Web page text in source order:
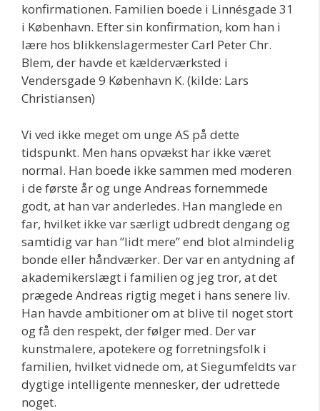
konfirmationen. Familien boede i Linnésgade 31
i København. Efter sin konfirmation, kom han i
lære hos blikkenslagermester Carl Peter Chr.
Blem, der havde et kælderværksted i
Vendersgade 9 København K. (kilde: Lars
Christiansen)
Vi ved ikke meget om unge AS på dette
tidspunkt. Men hans opvækst har ikke været
normal. Han boede ikke sammen med moderen
i de første år og unge Andreas fornemmede
godt, at han var anderledes. Han manglede en
far, hvilket ikke var særligt udbredt dengang og
samtidig var han ”lidt mere” end blot almindelig
bonde eller håndværker. Der var en antydning af
akademikerslægt i familien og jeg tror, at det
prægede Andreas rigtig meget i hans senere liv.
Han havde ambitioner om at blive til noget stort
og få den respekt, der følger med. Der var
kunstmalere, apotekere og forretningsfolk i
familien, hvilket vidnede om, at Siegumfeldts var
dygtige intelligente mennesker, der udrettede
noget.